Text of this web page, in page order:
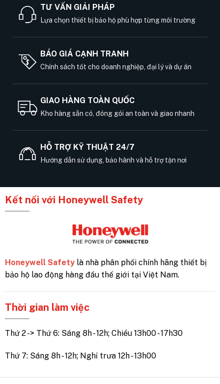
TƯ VẤN GIẢI PHÁP
Lựa chọn thiết bị bảo hộ phù hợp từng môi trường
BÁO GIÁ CẠNH TRANH
Chính sách tốt cho doanh nghiệp, đại lý và dự án
GIAO HÀNG TOÀN QUỐC
Kho hàng sẵn có, đóng gói an toàn và giao nhanh
HỖ TRỢ KỸ THUẬT 24/7
Hướng dẫn sử dụng, bảo hành và hỗ trợ tận nơi
Kết nối với Honeywell Safety
Honeywell Safety là nhà phân phối chính hãng thiết bị
bảo hộ lao động hàng đầu thế giới tại Việt Nam.
Thời gian làm việc
Thứ 2 -> Thứ 6: Sáng 8h - 12h; Chiều 13h00 - 17h30
Thứ 7: Sáng 8h - 12h; Nghỉ trưa 12h - 13h00